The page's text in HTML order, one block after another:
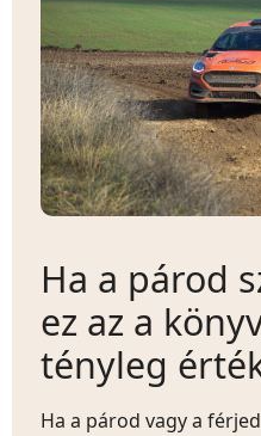
Ha a párod
ez az a
tényleg
Ha a párod vagy a